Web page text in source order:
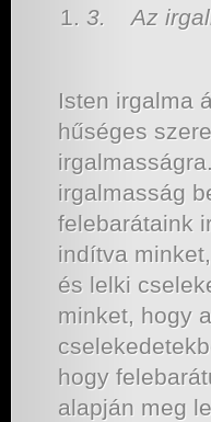
3. Az
Isten irgalma
hűséges
irgalmasság
felebarátaink
indítva
és lelki
minket, hogy
hogy
alapján meg